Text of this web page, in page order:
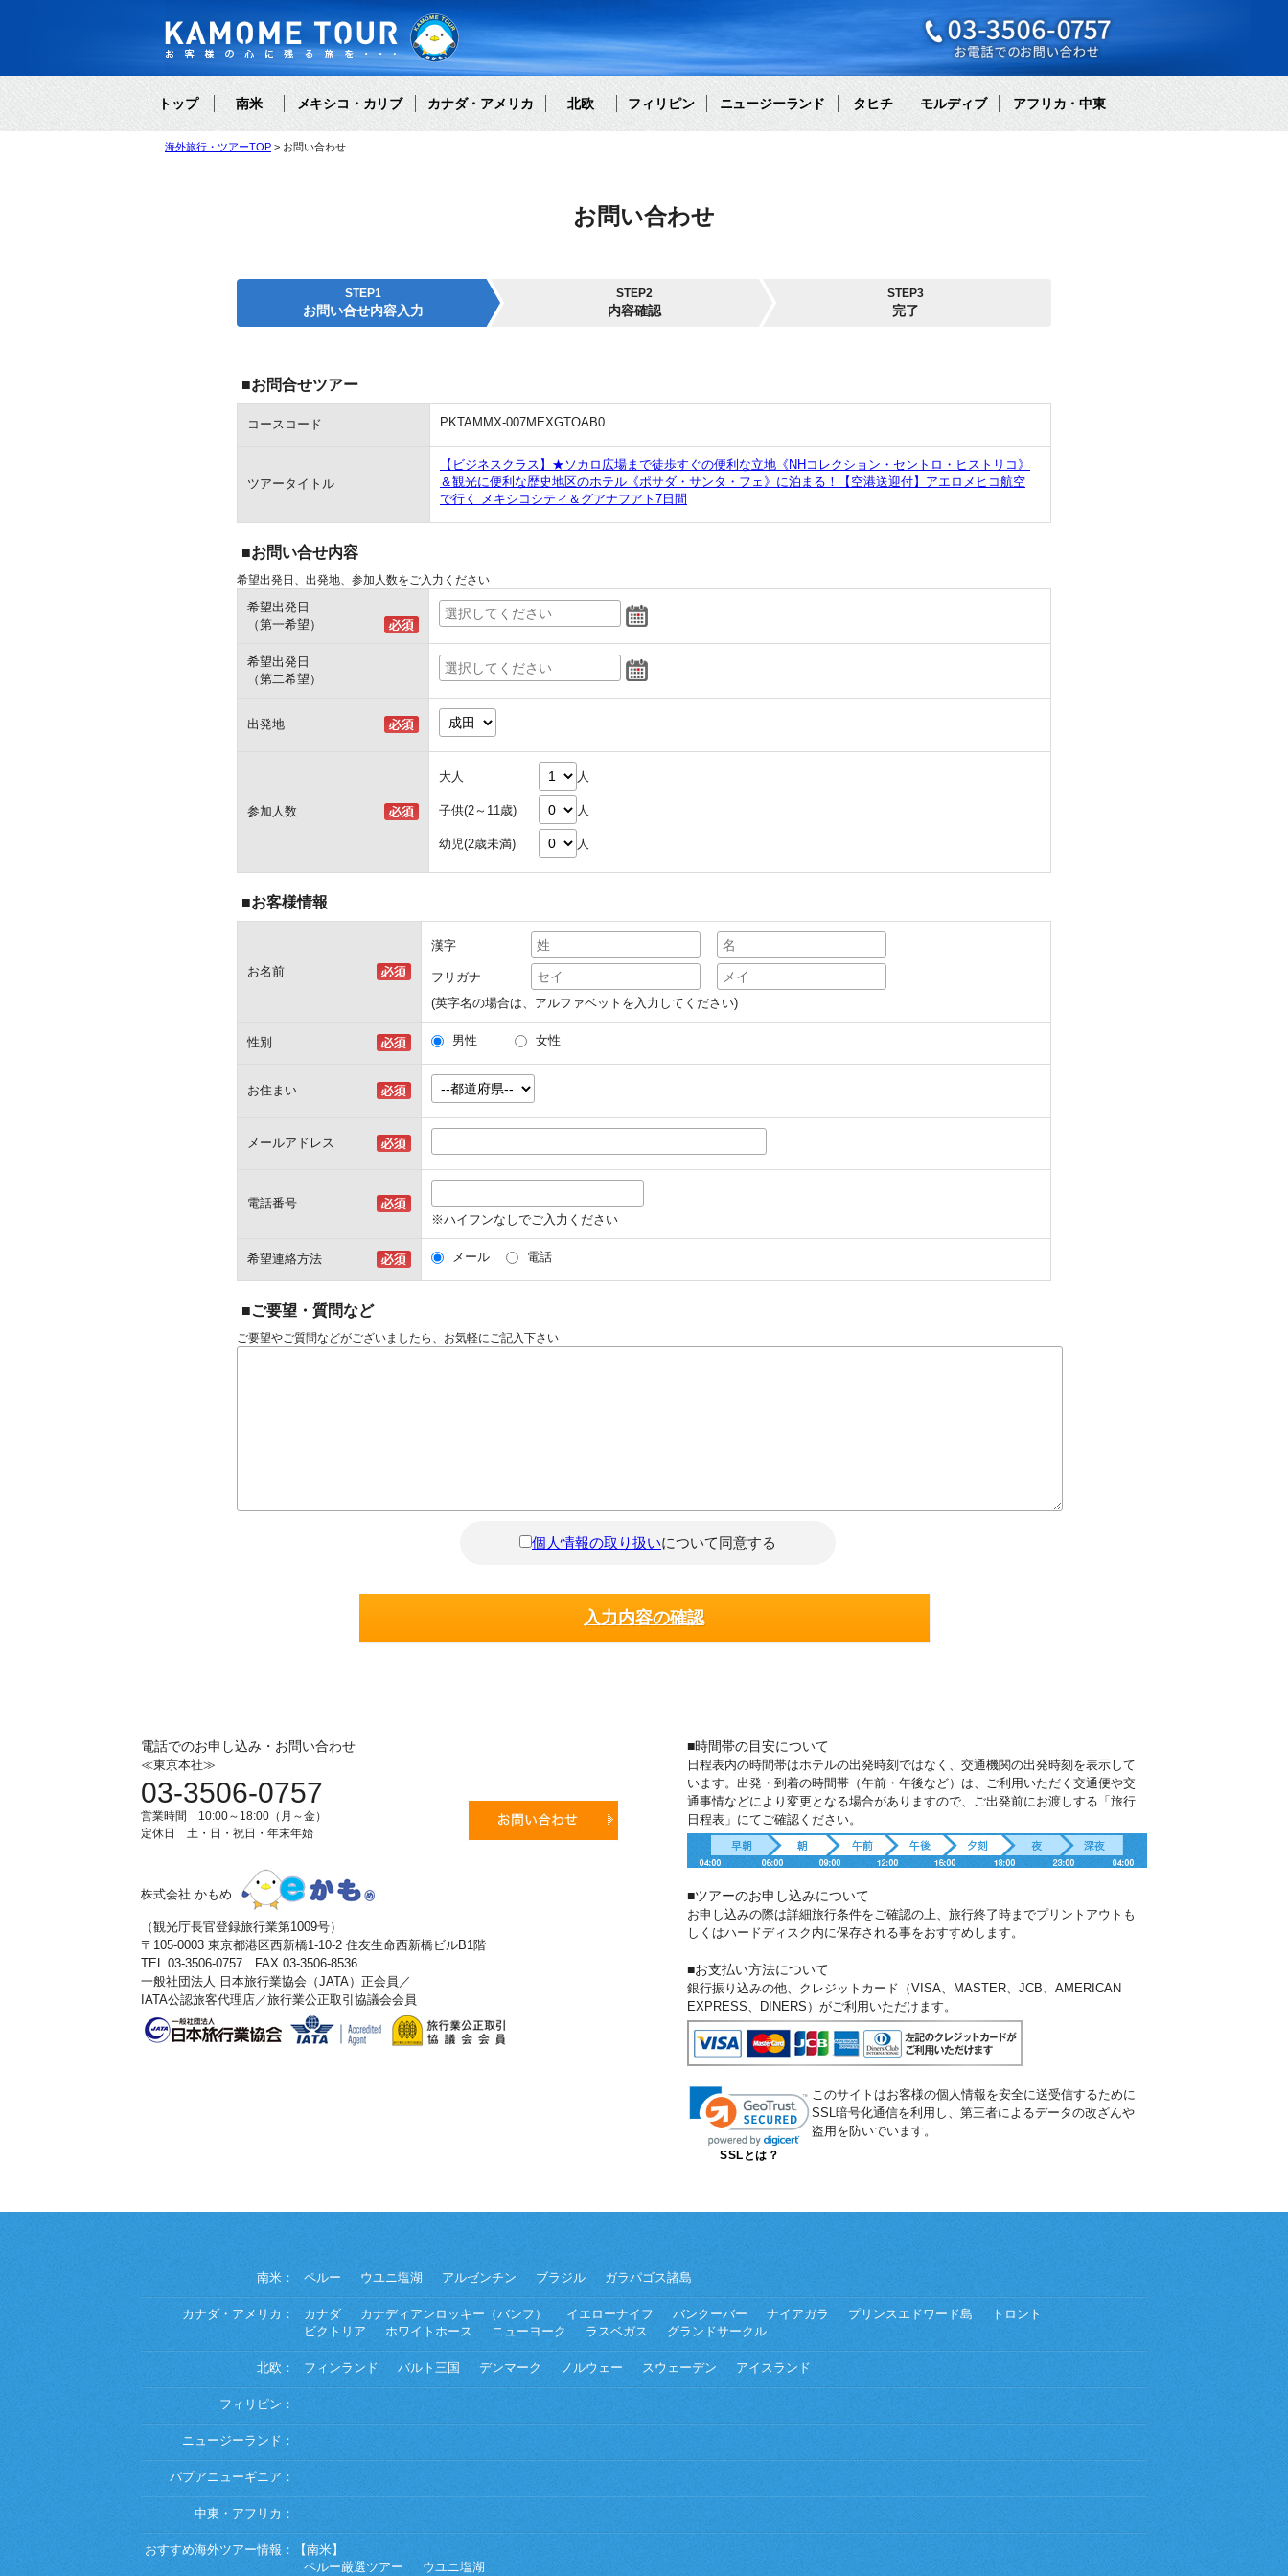
トップ 南米 メキシコ・カリブ カナダ・アメリカ 北欧 フィリピン ニュージーランド タヒチ モルディブ アフリカ・中東
海外旅行・ツアーTOP お問い合わせ
お問い合わせ
STEP1
お問い合せ内容入力
STEP2
内容確認
STEP3
完了
■お問合せツアー
コースコード PKTAMMX-007MEXGTOAB0
ツアータイトル
【ビジネスクラス】★ソカロ広場まで徒歩すぐの便利な立地《NHコレクション・セントロ・ヒストリコ》
＆観光に便利な歴史地区のホテル《ポサダ・サンタ・フェ》に泊まる！【空港送迎付】アエロメヒコ航空
で行く メキシコシティ＆グアナフアト7日間
■お問い合せ内容
希望出発日、出発地、参加人数をご入力ください
希望出発日
（第一希望）
希望出発日
（第二希望）
出発地
参加人数
大人 人
子供(2～11歳) 人
幼児(2歳未満) 人
■お客様情報
お名前
漢字
フリガナ
(英字名の場合は、アルファベットを入力してください)
性別 男性 女性
お住まい
メールアドレス
電話番号
※ハイフンなしでご入力ください
希望連絡方法 メール 電話
■ご要望・質問など
ご要望やご質問などがございましたら、お気軽にご記入下さい
個人情報の取り扱いについて同意する
電話でのお申し込み・お問い合わせ
≪東京本社≫
03-3506-0757
営業時間 10:00～18:00（月～金）
定休日 土・日・祝日・年末年始
株式会社 かもめ
（観光庁長官登録旅行業第1009号）
〒105-0003 東京都港区西新橋1-10-2 住友生命西新橋ビルB1階
TEL 03-3506-0757 FAX 03-3506-8536
一般社団法人 日本旅行業協会（JATA）正会員／
IATA公認旅客代理店／旅行業公正取引協議会会員
■時間帯の目安について
日程表内の時間帯はホテルの出発時刻ではなく、交通機関の出発時刻を表示して
います。出発・到着の時間帯（午前・午後など）は、ご利用いただく交通便や交
通事情などにより変更となる場合がありますので、ご出発前にお渡しする「旅行
日程表」にてご確認ください。
■ツアーのお申し込みについて
お申し込みの際は詳細旅行条件をご確認の上、旅行終了時までプリントアウトも
しくはハードディスク内に保存される事をおすすめします。
■お支払い方法について
銀行振り込みの他、クレジットカード（VISA、MASTER、JCB、AMERICAN
EXPRESS、DINERS）がご利用いただけます。
SSLとは？
このサイトはお客様の個人情報を安全に送受信するために
SSL暗号化通信を利用し、第三者によるデータの改ざんや
盗用を防いでいます。
南米： ペルー ウユニ塩湖 アルゼンチン ブラジル ガラパゴス諸島
カナダ・アメリカ： カナダ カナディアンロッキー（バンフ） イエローナイフ バンクーバー ナイアガラ プリンスエドワード島
トロント
ビクトリア
ホワイトホース ニューヨーク ラスベガス グランドサークル
北欧： フィンランド バルト三国 デンマーク ノルウェー スウェーデン アイスランド
フィリピン：
ニュージーランド：
パプアニューギニア：
中東・アフリカ：
おすすめ海外ツアー情報：
【南米】
ペルー厳選ツアー
ウユニ塩湖